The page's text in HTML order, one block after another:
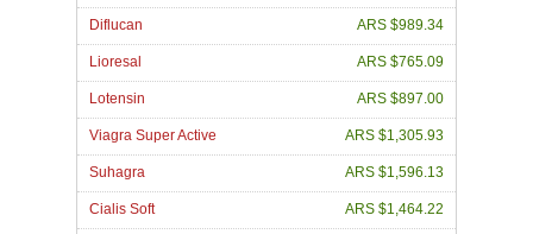
Diflucan ARS $989.34
Lioresal ARS $765.09
Lotensin ARS $897.00
Viagra Super Active ARS $1,305.93
Suhagra ARS $1,596.13
Cialis Soft ARS $1,464.22